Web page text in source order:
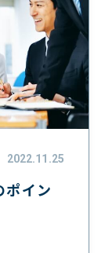
2022.11.25
ポイン